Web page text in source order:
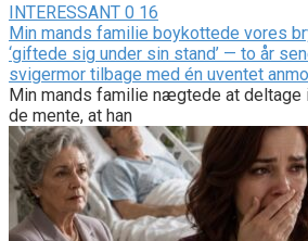
INTERESSANT 0 16
Min mands familie boykottede vores
‘giftede sig under sin stand’ — to år
svigermor tilbage med én uventet
Min mands familie nægtede at deltage
de mente, at han